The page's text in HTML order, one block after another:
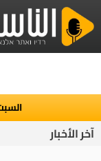
السبت 8 أغسطس 2026
آخر الأخبار